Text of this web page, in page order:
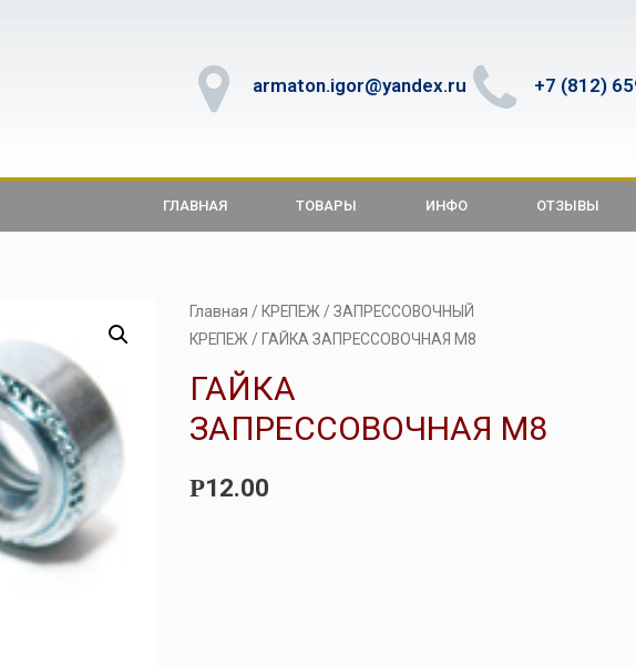
armaton.igor@yandex.ru +7 (812)
ГЛАВНАЯ ТОВАРЫ ИНФО ОТЗЫВЫ
Главная / КРЕПЕЖ / ЗАПРЕССОВОЧНЫЙ
КРЕПЕЖ / ГАЙКА ЗАПРЕССОВОЧНАЯ М8
ГАЙКА
ЗАПРЕССОВОЧНАЯ М8
Р12.00